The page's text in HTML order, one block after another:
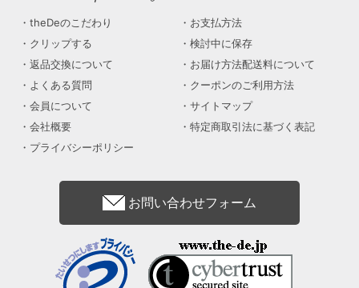
theDeのこだわり
お支払方法
クリップする
検討中に保存
返品交換について
お届け方法配送料について
よくある質問
クーポンのご利用方法
会員について
サイトマップ
会社概要
特定商取引法に基づく表記
プライバシーポリシー
お問い合わせフォーム